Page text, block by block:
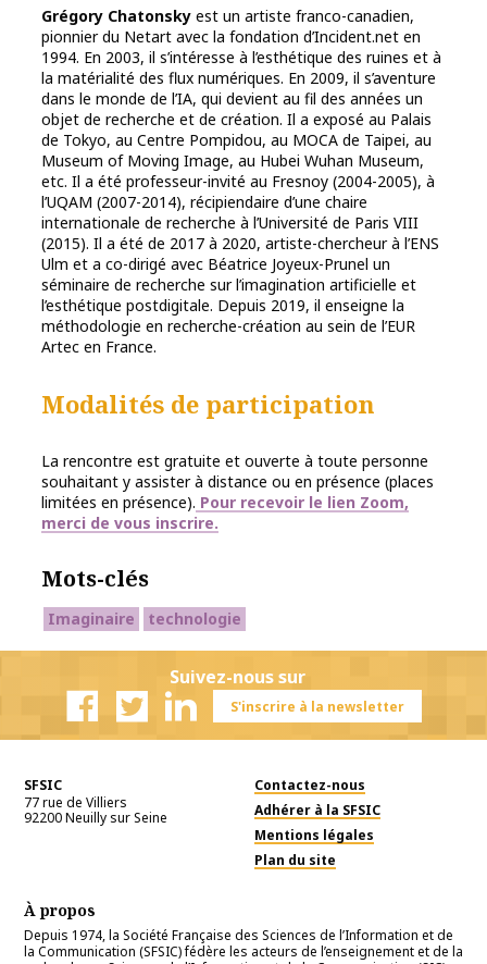
Grégory Chatonsky est un artiste franco-canadien,
pionnier du Netart avec la fondation d’Incident.net en
1994. En 2003, il s’intéresse à l’esthétique des ruines et à
la matérialité des flux numériques. En 2009, il s’aventure
dans le monde de l’IA, qui devient au fil des années un
objet de recherche et de création. Il a exposé au Palais
de Tokyo, au Centre Pompidou, au MOCA de Taipei, au
Museum of Moving Image, au Hubei Wuhan Museum,
etc. Il a été professeur-invité au Fresnoy (2004-2005), à
l’UQAM (2007-2014), récipiendaire d’une chaire
internationale de recherche à l’Université de Paris VIII
(2015). Il a été de 2017 à 2020, artiste-chercheur à l’ENS
Ulm et a co-dirigé avec Béatrice Joyeux-Prunel un
séminaire de recherche sur l’imagination artificielle et
l’esthétique postdigitale. Depuis 2019, il enseigne la
méthodologie en recherche-création au sein de l’EUR
Artec en France.
Modalités de participation
La rencontre est gratuite et ouverte à toute personne
souhaitant y assister à distance ou en présence (places
limitées en présence). Pour recevoir le lien Zoom,
merci de vous inscrire.
Mots-clés
Imaginaire technologie
Suivez-nous sur
S'inscrire à la newsletter
SFSIC
77 rue de Villiers
92200Neuilly sur Seine
Contactez-nous
Adhérer à la SFSIC
Mentions légales
Plan du site
À propos
Depuis 1974, la Société Française des Sciences de l’Information et de
la Communication (SFSIC) fédère les acteurs de l’enseignement et de la